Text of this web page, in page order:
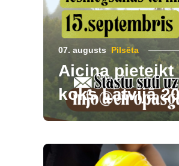
07. augusts Pilsēta
Aicina pieteikt
koks Latvijā